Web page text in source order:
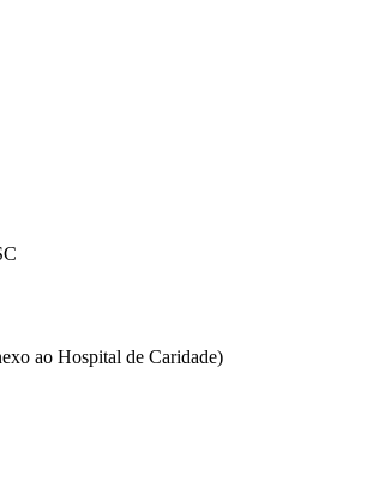
ao Hospital de Caridade)